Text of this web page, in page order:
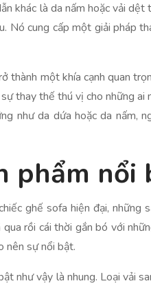
khác là da nấm hoặc vải
Nó cung cấp một giải pháp
thành một khía cạnh quan
thay thế thú vị cho những ai
như da dứa hoặc da nấm,
phẩm
ghế sofa hiện đại,
rồi cái thời gắn bó với
nên sự nổi bật.
như vậy là nhung. Loại vải